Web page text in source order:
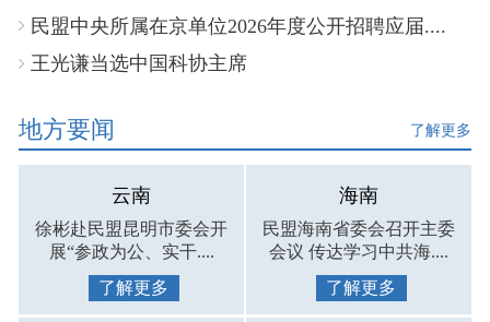
民盟中央所属在京单位2026年度公开招聘应届....
王光谦当选中国科协主席
地方要闻 了解更多
云南
徐彬赴民盟昆明市委会开
展“参政为公、实干....
了解更多
海南
民盟海南省委会召开主委
会议 传达学习中共海....
了解更多